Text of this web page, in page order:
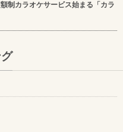
制カラオケサービス始まる「カラ